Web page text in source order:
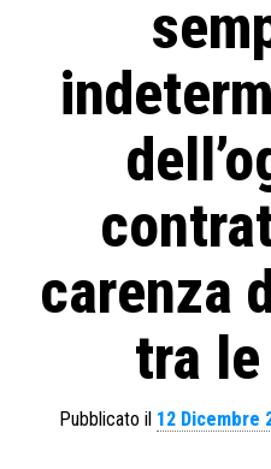
carenza
tra
Pubblicato il 12 Dicembre